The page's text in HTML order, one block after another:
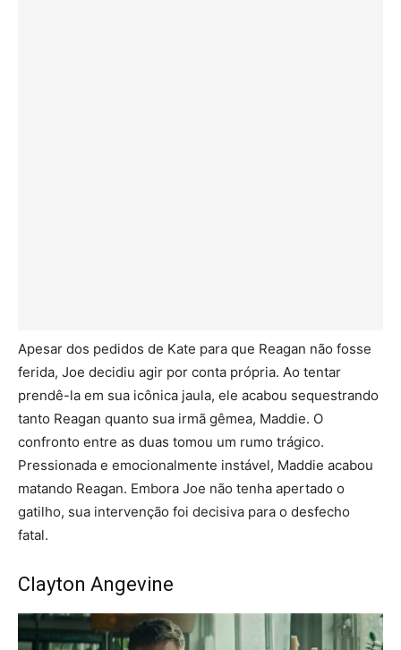
Apesar dos pedidos de Kate para que Reagan não fosse
ferida, Joe decidiu agir por conta própria. Ao tentar
prendê-la em sua icônica jaula, ele acabou sequestrando
tanto Reagan quanto sua irmã gêmea, Maddie. O
confronto entre as duas tomou um rumo trágico.
Pressionada e emocionalmente instável, Maddie acabou
matando Reagan. Embora Joe não tenha apertado o
gatilho, sua intervenção foi decisiva para o desfecho
fatal.
Clayton Angevine